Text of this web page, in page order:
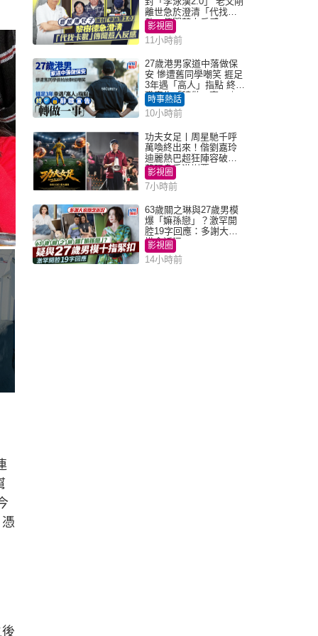
離世急於澄清「代找卡
數」傳聞惹人反感
影視圈
11小時前
27歲港男家道中落做保
安 慘遭舊同學嘲笑 捱足
3年遇「高人」指點 終辭
職宣告「轉做一事」｜
Juicy叮
時事熱話
10小時前
功夫女足丨周星馳千呼
萬喚終出來！偕劉嘉玲
迪麗熱巴超狂陣容破天
荒現身香港謝票
影視圈
7小時前
63歲關之琳與27歲男模
爆「嫲孫戀」？激罕開
腔19字回應：多謝大家
掛念近況
影視圈
14小時前